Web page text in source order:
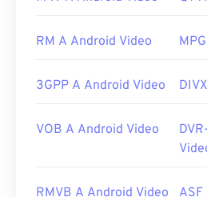
non supportano il plugin
che può aggirare le restrizioni
RM A Android Video
3GPP A Android Video
VOB A Android Video
RMVB A Android Video